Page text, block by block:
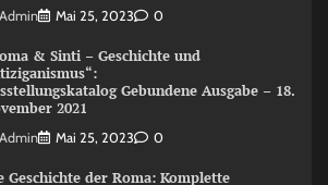
Admin Mai 25, 2023 0
& Sinti – Geschichte und
Gebundene Ausgabe – 18.
2021
Admin Mai 25, 2023 0
Geschichte der Roma: Komplette